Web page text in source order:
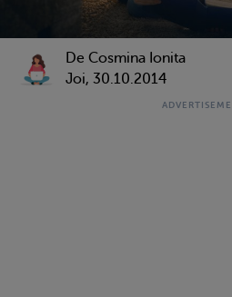
De Cosmina Ionita
Joi, 30.10.2014